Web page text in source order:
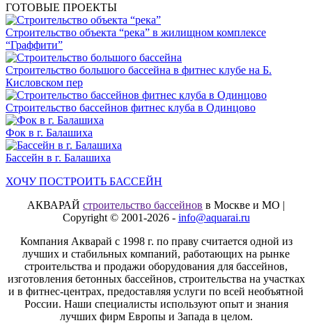
ГОТОВЫЕ ПРОЕКТЫ
Строительство объекта “река” в жилищном комплексе
“Граффити”
Строительство большого бассейна в фитнес клубе на Б.
Кисловском пер
Строительство бассейнов фитнес клуба в Одинцово
Фок в г. Балашиха
Бассейн в г. Балашиха
ХОЧУ ПОСТРОИТЬ БАССЕЙН
АКВАРАЙ строительство бассейнов в Москве и МО |
Copyright © 2001-2026 - info@aquarai.ru
Компания Акварай с 1998 г. по праву считается одной из
лучших и стабильных компаний, работающих на рынке
строительства и продажи оборудования для бассейнов,
изготовления бетонных бассейнов, строительства на участках
и в фитнес-центрах, предоставляя услуги по всей необъятной
России. Наши специалисты используют опыт и знания
лучших фирм Европы и Запада в целом.